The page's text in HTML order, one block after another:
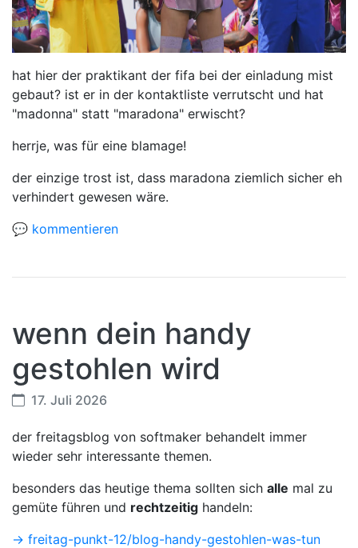
hat hier der praktikant der fifa bei der einladung mist
gebaut? ist er in der kontaktliste verrutscht und hat
"madonna" statt "maradona" erwischt?
herrje, was für eine blamage!
der einzige trost ist, dass maradona ziemlich sicher eh
verhindert gewesen wäre.
💬 kommentieren
wenn dein handy
gestohlen wird
17. Juli 2026
der freitagsblog von softmaker behandelt immer
wieder sehr interessante themen.
besonders das heutige thema sollten sich alle mal zu
gemüte führen und rechtzeitig handeln:
-> freitag-punkt-12/blog-handy-gestohlen-was-tun